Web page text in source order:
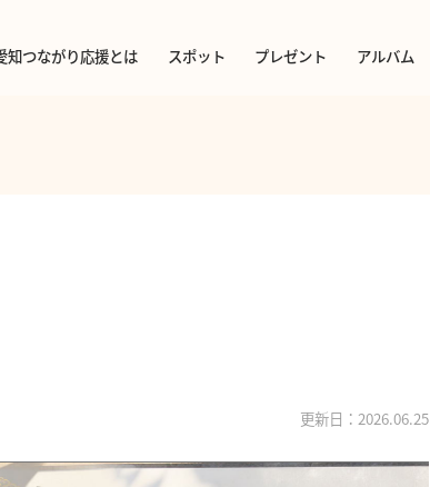
知つながり応援とは スポット プレゼント アルバム
更新日：2026.06.25